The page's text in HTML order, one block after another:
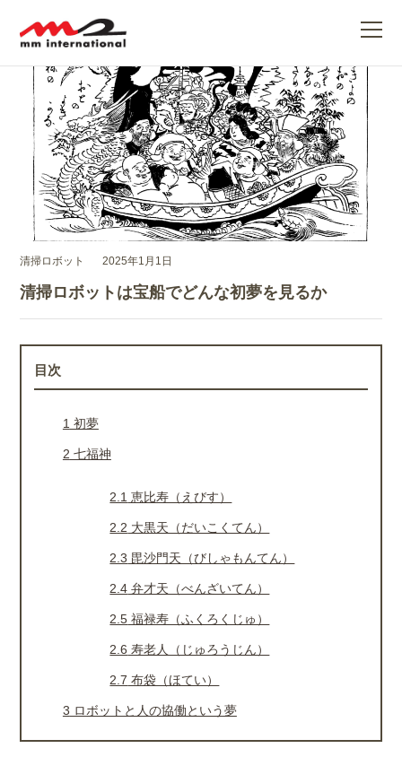
清掃ロボット 2025年1月1日
清掃ロボットは宝船でどんな初夢を見るか
目次
1 初夢
2 七福神
2.1 恵比寿（えびす）
2.2 大黒天（だいこくてん）
2.3 毘沙門天（びしゃもんてん）
2.4 弁才天（べんざいてん）
2.5 福禄寿（ふくろくじゅ）
2.6 寿老人（じゅろうじん）
2.7 布袋（ほてい）
3 ロボットと人の協働という夢